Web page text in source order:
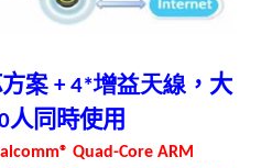
案 + 4*增益天線 ，大
人同時使用
Quad-Core ARM